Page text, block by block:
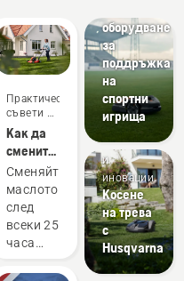
Практически
съвети и
ръководства
Как да
смените
маслото
на
Вашата
косачка
Husqvarna
Сменяйте
маслото
след
всеки 25
часа
оборудване
за
поддръжка
на
спортни
игрища
Продукти
и
иновации
Косене
на трева
с
Husqvarna